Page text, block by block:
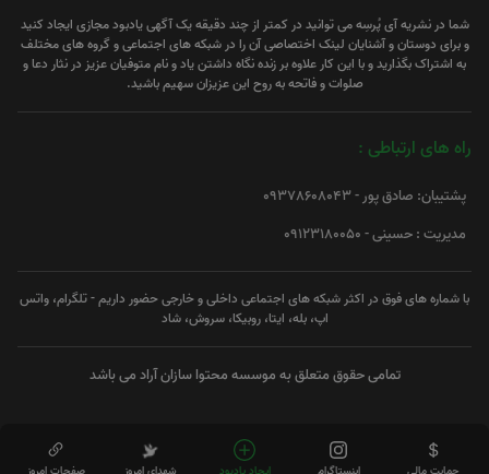
شما در نشریه آی پُرسِه می توانید در کمتر از چند دقیقه یک آگهی یادبود مجازی ایجاد کنید
و برای دوستان و آشنایان لینک اختصاصی آن را در شبکه های اجتماعی و گروه های مختلف
به اشتراک بگذارید و با این کار علاوه بر زنده نگاه داشتن یاد و نام متوفیان عزیز در نثار دعا و
صلوات و فاتحه به روح این عزیزان سهیم باشید.
راه های ارتباطی :
پشتیبان: صادق پور - 09378608043
مدیریت : حسینی - 09123180050
با شماره های فوق در اکثر شبکه های اجتماعی داخلی و خارجی حضور داریم - تلگرام، واتس
اپ، بله، ایتا، روبیکا، سروش، شاد
تمامی حقوق متعلق به موسسه محتوا سازان آراد می باشد